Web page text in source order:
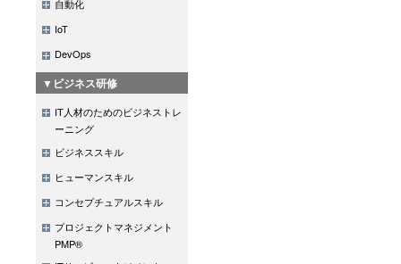
自動化
IoT
DevOps
▼ビジネス研修
IT人材のためのビジネストレ
ーニング
ビジネススキル
ヒューマンスキル
コンセプチュアルスキル
プロジェクトマネジメント
PMP®